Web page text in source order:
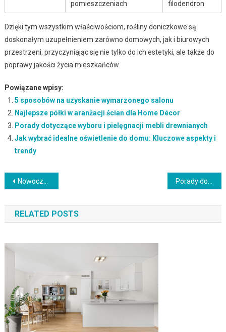
pomieszczeniach filodendron
Dzięki tym wszystkim właściwościom, rośliny doniczkowe są
doskonałym uzupełnieniem zarówno domowych, jak i biurowych
przestrzeni, przyczyniając się nie tylko do ich estetyki, ale także do
poprawy jakości życia mieszkańców.
Powiązane wpisy:
5 sposobów na uzyskanie wymarzonego salonu
Najlepsze półki w aranżacji ścian dla Home Décor
Porady dotyczące wyboru i pielęgnacji mebli drewnianych
Jak wybrać idealne oświetlenie do domu: Kluczowe aspekty i
trendy
Nawigacja
wpisu
Nowoczesne technologie w kuchni: Jak ułatwić sobie codzienne gotowanie i pieczenie
RELATED POSTS